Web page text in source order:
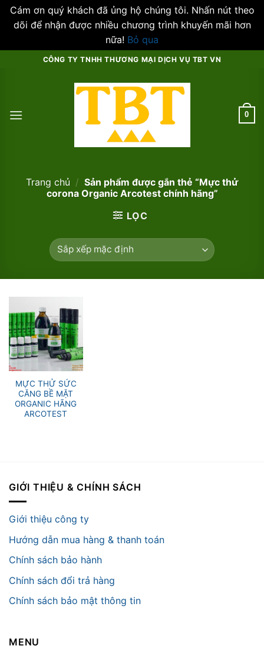
Cám ơn quý khách đã ủng hộ chúng tôi. Nhấn nút theo
dõi để nhận được nhiều chương trình khuyến mãi hơn
nữa! Bỏ qua
CÔNG TY TNHH THƯƠNG MẠI DỊCH VỤ TBT VN
0
Trang chủ / Sản phẩm được gắn thẻ “Mực thử
corona Organic Arcotest chính hãng”
LỌC
MỰC THỬ SỨC
CĂNG BỀ MẶT
ORGANIC HÃNG
ARCOTEST
GIỚI THIỆU & CHÍNH SÁCH
Giới thiệu công ty
Hướng dẫn mua hàng & thanh toán
Chính sách bảo hành
Chính sách đổi trả hàng
Chính sách bảo mật thông tin
MENU